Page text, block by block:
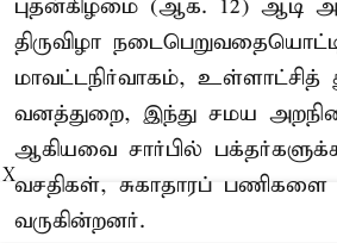
புதன்கிழமை (ஆக. 12) ஆடி
திருவிழா
மாவட்டநிர்வாகம், உள்ளாட்சித்
வனத்துறை, இந்து சமய
ஆகியவை சார்பில்
வசதிகள், சுகாதாரப்
வருகின்றனர்.
X